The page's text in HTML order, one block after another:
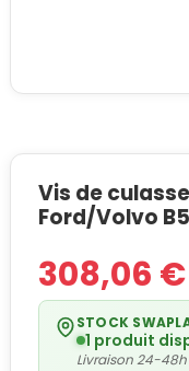
Vis de
Ford/Volvo
308,06 €
STOCK
1 produit
Livraison 24-48h